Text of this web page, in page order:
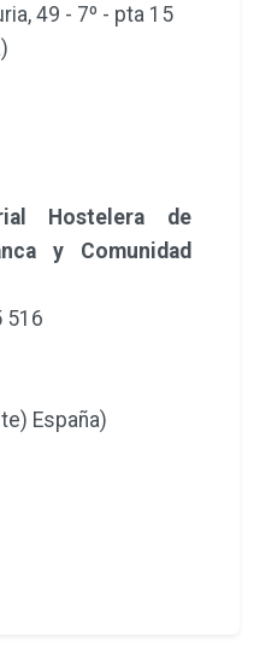
49 - 7º - pta 15
Hostelera de
y Comunidad
516
España)